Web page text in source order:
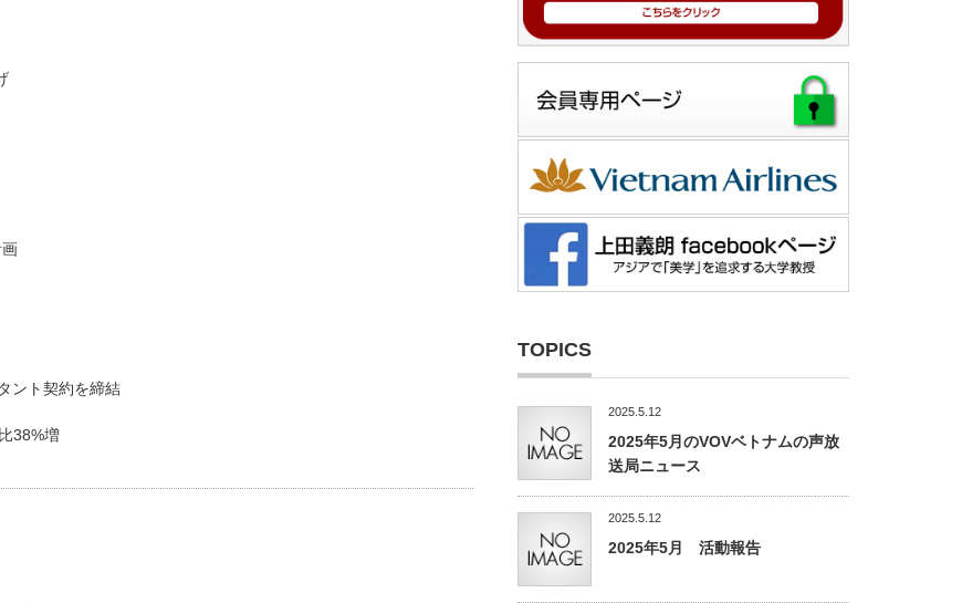
ント契約を締結
38%増
TOPICS
2025.5.12
2025年5月のVOVベトナムの声放
送局ニュース
2025.5.12
2025年5月 活動報告